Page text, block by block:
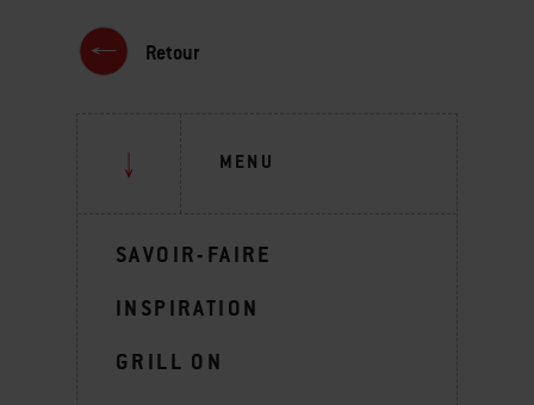
Retour
MENU
SAVOIR-FAIRE
INSPIRATION
GRILL ON